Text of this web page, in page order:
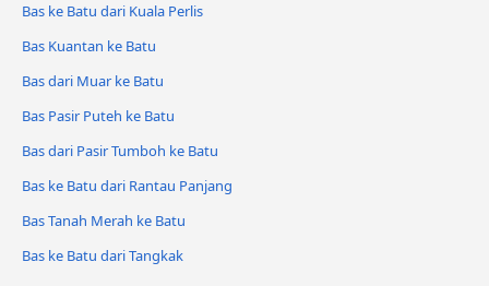
Bas ke Batu dari Kuala Perlis
Bas Kuantan ke Batu
Bas dari Muar ke Batu
Bas Pasir Puteh ke Batu
Bas dari Pasir Tumboh ke Batu
Bas ke Batu dari Rantau Panjang
Bas Tanah Merah ke Batu
Bas ke Batu dari Tangkak